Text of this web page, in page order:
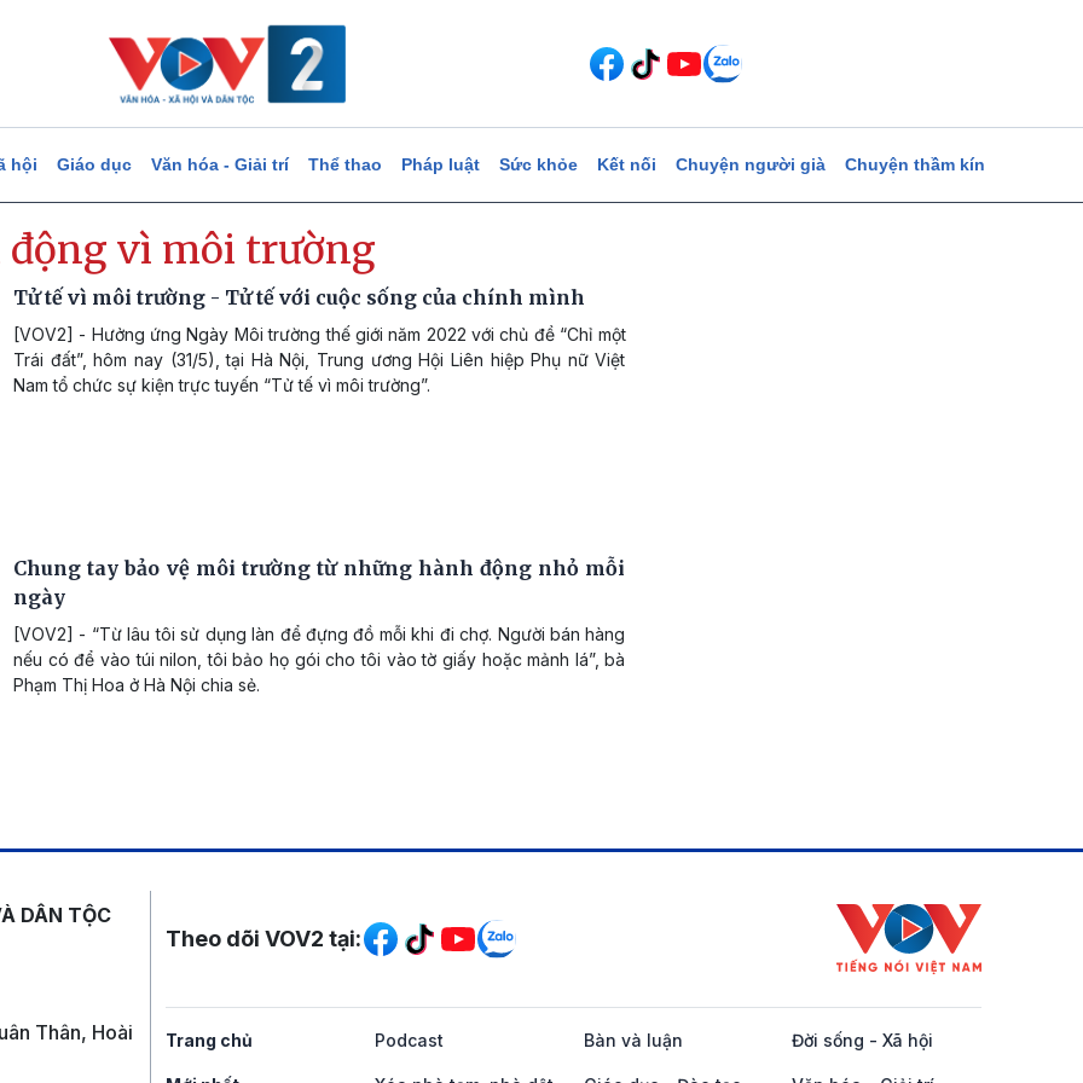
hội Giáo dục Văn hóa - Giải trí Thể thao Pháp luật Sức khỏe Kết nối Chuyện người già Chuyện thầm kín
động vì môi trường
Tử tế vì môi trường - Tử tế với cuộc sống của chính mình
[VOV2] - Hưởng ứng Ngày Môi trường thế giới năm 2022 với chủ đề “Chỉ một
Trái đất”, hôm nay (31/5), tại Hà Nội, Trung ương Hội Liên hiệp Phụ nữ Việt
Nam tổ chức sự kiện trực tuyến “Tử tế vì môi trường”.
Chung tay bảo vệ môi trường từ những hành động nhỏ mỗi
ngày
[VOV2] - “Từ lâu tôi sử dụng làn để đựng đồ mỗi khi đi chợ. Người bán hàng
nếu có để vào túi nilon, tôi bảo họ gói cho tôi vào tờ giấy hoặc mảnh lá”, bà
Phạm Thị Hoa ở Hà Nội chia sẻ.
DÂN TỘC
Thân, Hoài
Mạng xã hội
Theo dõi VOV2 tại:
Trang chủ Podcast Bàn và luận Đời sống - Xã hội